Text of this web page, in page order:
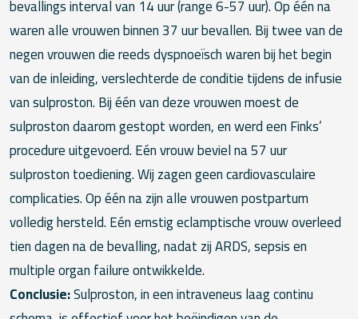
bevallings interval van 14 uur (range 6-57 uur). Op één na
waren alle vrouwen binnen 37 uur bevallen. Bij twee van de
negen vrouwen die reeds dyspnoeïsch waren bij het begin
van de inleiding, verslechterde de conditie tijdens de infusie
van sulproston. Bij één van deze vrouwen moest de
sulproston daarom gestopt worden, en werd een Finks’
procedure uitgevoerd. Eén vrouw beviel na 57 uur
sulproston toediening. Wij zagen geen cardiovasculaire
complicaties. Op één na zijn alle vrouwen postpartum
volledig hersteld. Eén ernstig eclamptische vrouw overleed
tien dagen na de bevalling, nadat zij ARDS, sepsis en
multiple organ failure ontwikkelde.
Conclusie:Sulproston, in een intraveneus laag continu